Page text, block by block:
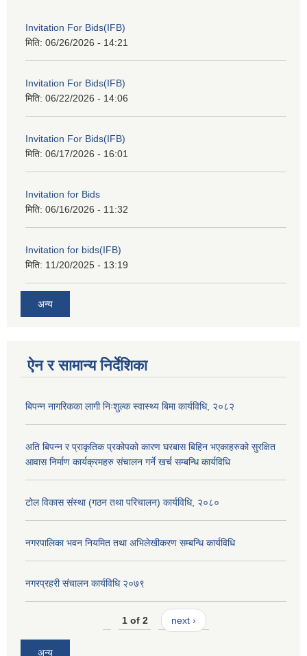
Invitation For Bids(IFB)
मिति: 06/26/2026 - 14:21
Invitation For Bids(IFB)
मिति: 06/22/2026 - 14:06
Invitation For Bids(IFB)
मिति: 06/17/2026 - 16:01
Invitation for Bids
मिति: 06/16/2026 - 11:32
Invitation for bids(IFB)
मिति: 11/20/2025 - 13:19
अन्य
ऐन र सामान्य निर्देशिका
बिपन्न नागरिकका लागी निःशुल्क स्वास्थ्य बिमा कार्यविधि, २०८२
अति बिपन्न र प्राकृतिक प्रकोपको कारण घरबास बिहिन भएकाहरुको सुरक्षित
आवास निर्माण कार्यक्रमहरु संचालन गर्ने खर्च सम्बन्धि कार्यविधि
टोल विकास संस्था (गठन तथा परिचालन) कार्यविधि, २०८०
नगरपालिका भवन नियमित तथा अभिलेखीकरण सम्बन्धि कार्यविधि
नगरप्रहरी संचालन कार्यविधि २०७९
1 of 2 next ›
अन्य